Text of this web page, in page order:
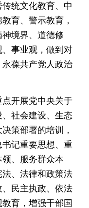
统文化教育、中
育、警示教育，
境界、道德修
事业观，做到对
葆共产党人政治
开展党中央关于
社会建设、生态
策部署的培训，
记重要思想、重
、服务群众本
、法律和政策法
民主执政、依法
育，增强干部国